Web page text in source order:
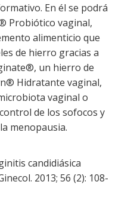
En él se podrá
Probiótico vaginal,
alimenticio que
de hierro gracias a
un hierro de
Hidratante vaginal,
vaginal o
de los sofocos y
menopausia.
candidiásica
2013; 56 (2): 108-